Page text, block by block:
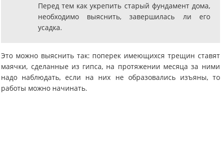
Перед тем как укрепить старый фундамент дома,
необходимо выяснить, завершилась ли его
усадка.
Это можно выяснить так: поперек имеющихся трещин ставят
маячки, сделанные из гипса, на протяжении месяца за ними
надо наблюдать, если на них не образовались изъяны, то
работы можно начинать.